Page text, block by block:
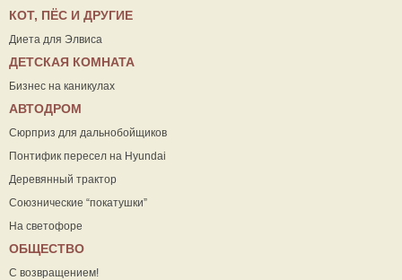
КОТ, ПЁС И ДРУГИЕ
Диета для Элвиса
ДЕТСКАЯ КОМНАТА
Бизнес на каникулах
АВТОДРОМ
Сюрприз для дальнобойщиков
Понтифик пересел на Hyundai
Деревянный трактор
Союзнические “покатушки”
На светофоре
ОБЩЕСТВО
С возвращением!